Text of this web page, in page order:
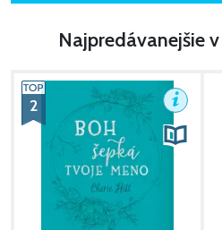
Najpredávanejšie
2